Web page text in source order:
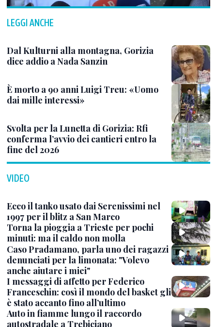
LEGGI ANCHE
Dal Kulturni alla montagna, Gorizia
dice addio a Nada Sanzin
È morto a 90 anni Luigi Treu: «Uomo
dai mille interessi»
Svolta per la Lunetta di Gorizia: Rfi
conferma l’avvio dei cantieri entro la
fine del 2026
VIDEO
Ecco il tanko usato dai Serenissimi nel
1997 per il blitz a San Marco
Torna la pioggia a Trieste per pochi
minuti: ma il caldo non molla
Caso Pradamano, parla uno dei ragazzi
denunciati per la limonata: "Volevo
anche aiutare i miei"
I messaggi di affetto per Federico
Franceschin: così il mondo del basket gli
è stato accanto fino all’ultimo
Auto in fiamme lungo il raccordo
autostradale a Trebiciano